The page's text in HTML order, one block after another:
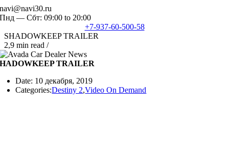
Skip
to
navi@navi30.ru
Пнд — Сбт: 09:00 to 20:00
+7-937-60-500-58
SHADOWKEEP TRAILER
2,9 min read /
TRAILER
Date: 10 декабря, 2019
Categories:Destiny 2,Video On Demand